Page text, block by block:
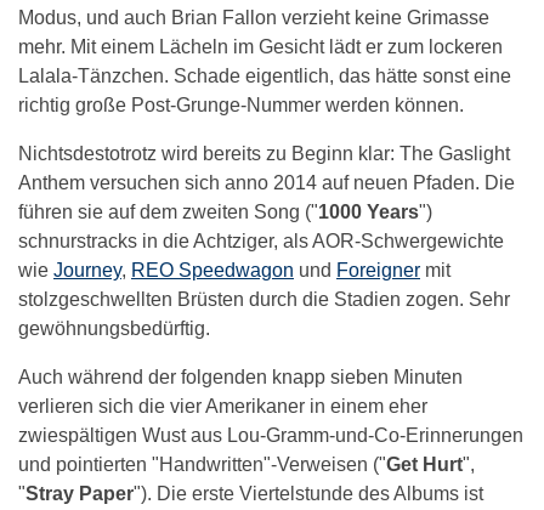
Modus, und auch Brian Fallon verzieht keine Grimasse
mehr. Mit einem Lächeln im Gesicht lädt er zum lockeren
Lalala-Tänzchen. Schade eigentlich, das hätte sonst eine
richtig große Post-Grunge-Nummer werden können.
Nichtsdestotrotz wird bereits zu Beginn klar: The Gaslight
Anthem versuchen sich anno 2014 auf neuen Pfaden. Die
führen sie auf dem zweiten Song ("1000 Years")
schnurstracks in die Achtziger, als AOR-Schwergewichte
wie Journey, REO Speedwagon und Foreigner mit
stolzgeschwellten Brüsten durch die Stadien zogen. Sehr
gewöhnungsbedürftig.
Auch während der folgenden knapp sieben Minuten
verlieren sich die vier Amerikaner in einem eher
zwiespältigen Wust aus Lou-Gramm-und-Co-Erinnerungen
und pointierten "Handwritten"-Verweisen ("Get Hurt",
"Stray Paper"). Die erste Viertelstunde des Albums ist